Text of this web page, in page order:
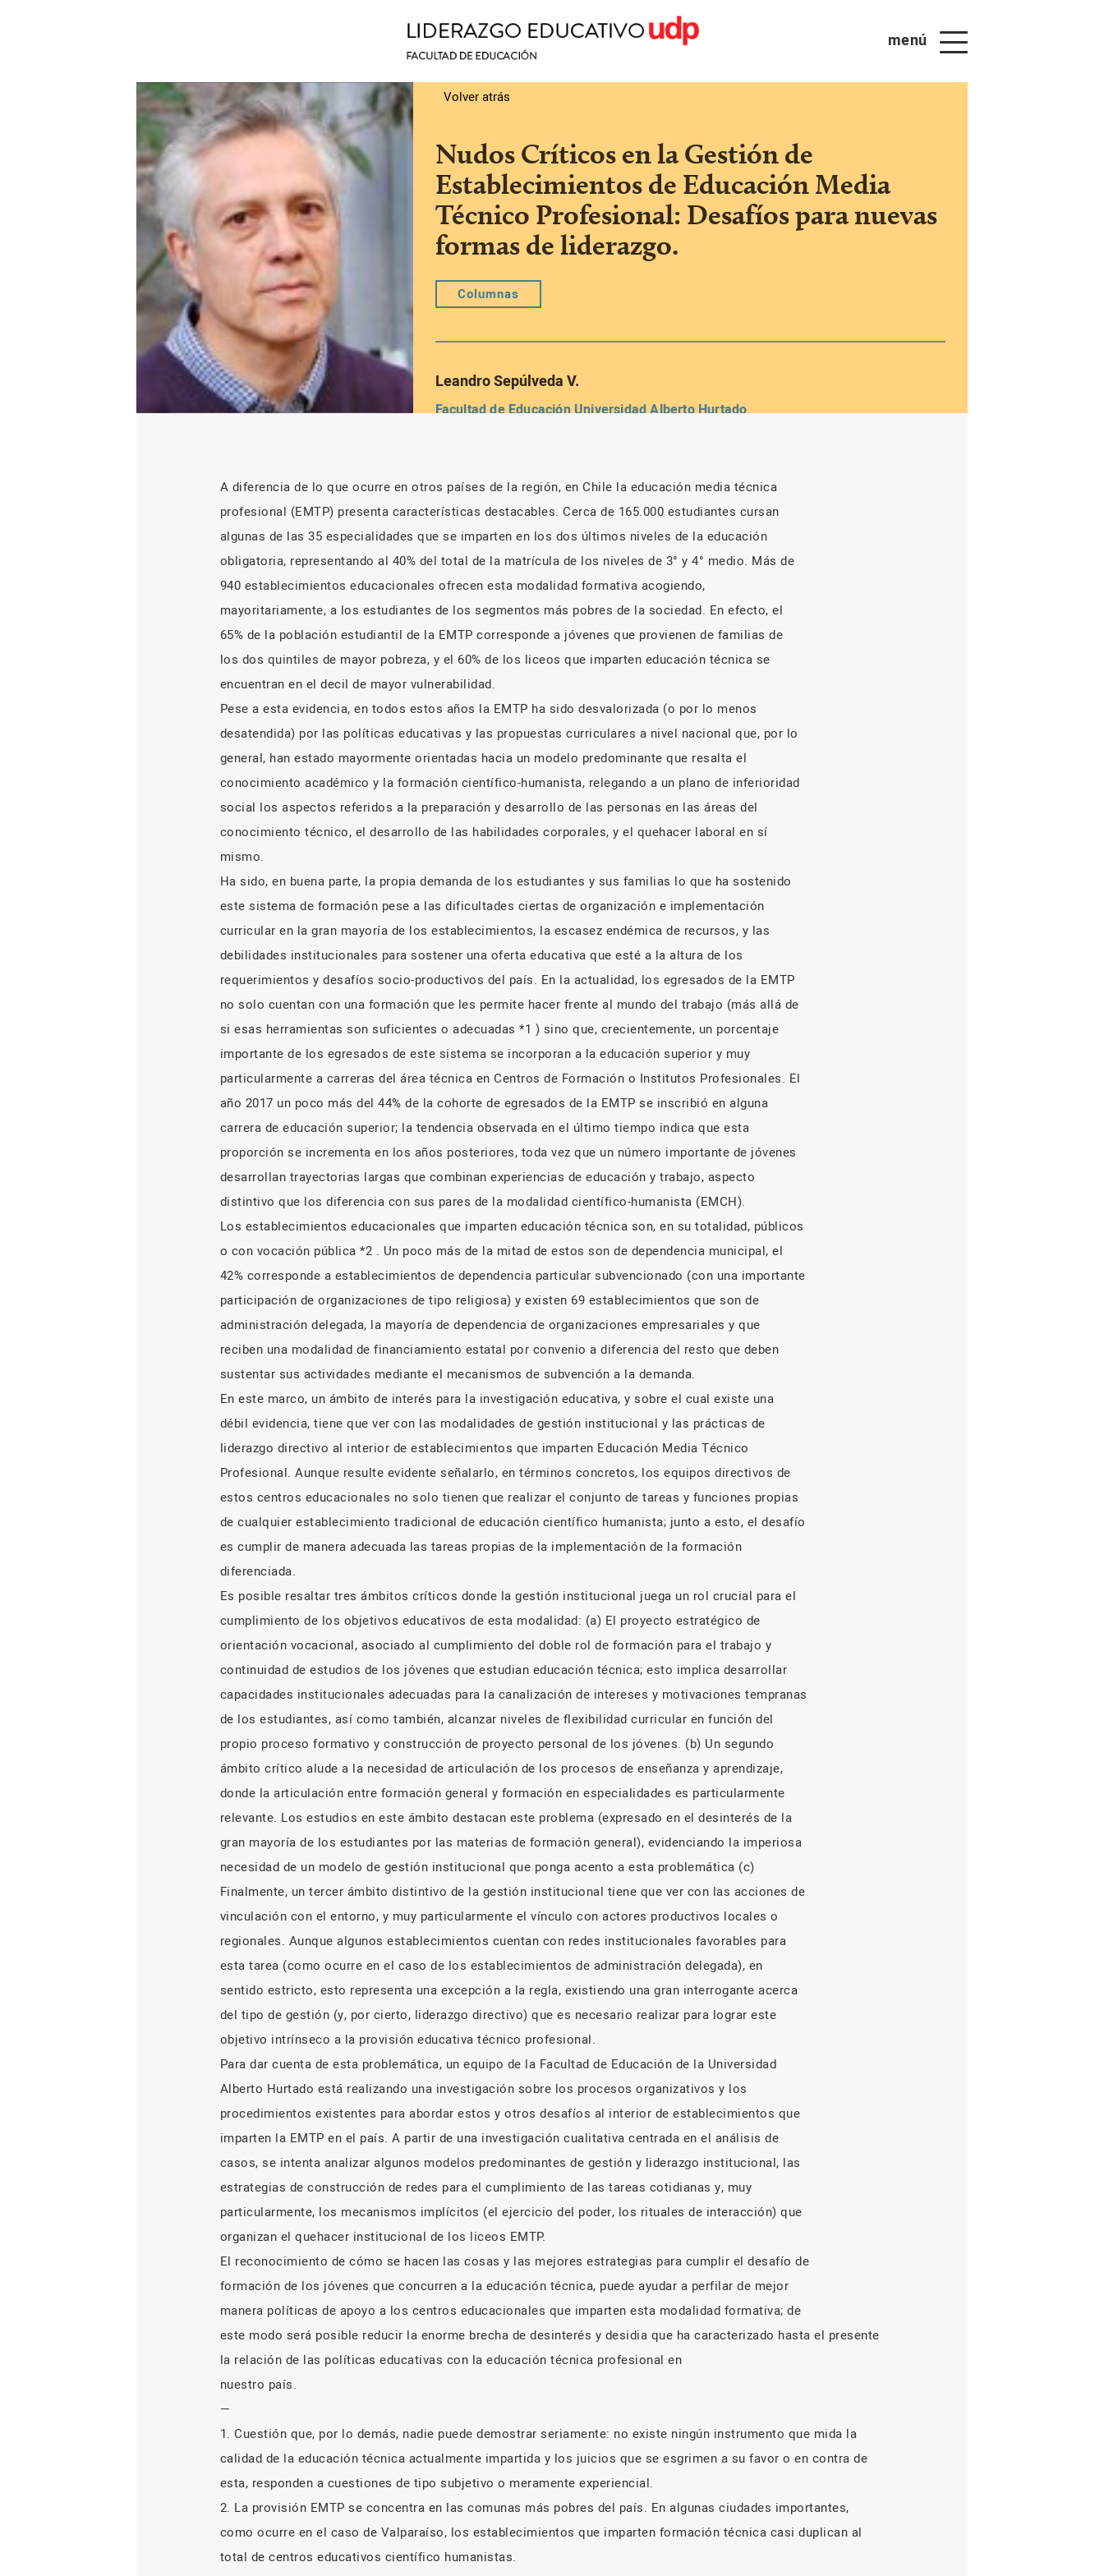
menú
Volver atrás
Nudos Críticos en la Gestión de
Establecimientos de Educación Media
Técnico Profesional: Desafíos para nuevas
formas de liderazgo.
Columnas
Leandro Sepúlveda V.
Facultad de Educación Universidad Alberto Hurtado
A diferencia de lo que ocurre en otros países de la región, en Chile la educación media técnica
profesional (EMTP) presenta características destacables. Cerca de 165.000 estudiantes cursan
algunas de las 35 especialidades que se imparten en los dos últimos niveles de la educación
obligatoria, representando al 40% del total de la matrícula de los niveles de 3° y 4° medio. Más de
940 establecimientos educacionales ofrecen esta modalidad formativa acogiendo,
mayoritariamente, a los estudiantes de los segmentos más pobres de la sociedad. En efecto, el
65% de la población estudiantil de la EMTP corresponde a jóvenes que provienen de familias de
los dos quintiles de mayor pobreza, y el 60% de los liceos que imparten educación técnica se
encuentran en el decil de mayor vulnerabilidad.
Pese a esta evidencia, en todos estos años la EMTP ha sido desvalorizada (o por lo menos
desatendida) por las políticas educativas y las propuestas curriculares a nivel nacional que, por lo
general, han estado mayormente orientadas hacia un modelo predominante que resalta el
conocimiento académico y la formación científico-humanista, relegando a un plano de inferioridad
social los aspectos referidos a la preparación y desarrollo de las personas en las áreas del
conocimiento técnico, el desarrollo de las habilidades corporales, y el quehacer laboral en sí
mismo.
Ha sido, en buena parte, la propia demanda de los estudiantes y sus familias lo que ha sostenido
este sistema de formación pese a las dificultades ciertas de organización e implementación
curricular en la gran mayoría de los establecimientos, la escasez endémica de recursos, y las
debilidades institucionales para sostener una oferta educativa que esté a la altura de los
requerimientos y desafíos socio-productivos del país. En la actualidad, los egresados de la EMTP
no solo cuentan con una formación que les permite hacer frente al mundo del trabajo (más allá de
si esas herramientas son suficientes o adecuadas *1 ) sino que, crecientemente, un porcentaje
importante de los egresados de este sistema se incorporan a la educación superior y muy
particularmente a carreras del área técnica en Centros de Formación o Institutos Profesionales. El
año 2017 un poco más del 44% de la cohorte de egresados de la EMTP se inscribió en alguna
carrera de educación superior; la tendencia observada en el último tiempo indica que esta
proporción se incrementa en los años posteriores, toda vez que un número importante de jóvenes
desarrollan trayectorias largas que combinan experiencias de educación y trabajo, aspecto
distintivo que los diferencia con sus pares de la modalidad científico-humanista (EMCH).
Los establecimientos educacionales que imparten educación técnica son, en su totalidad, públicos
o con vocación pública *2 . Un poco más de la mitad de estos son de dependencia municipal, el
42% corresponde a establecimientos de dependencia particular subvencionado (con una importante
participación de organizaciones de tipo religiosa) y existen 69 establecimientos que son de
administración delegada, la mayoría de dependencia de organizaciones empresariales y que
reciben una modalidad de financiamiento estatal por convenio a diferencia del resto que deben
sustentar sus actividades mediante el mecanismos de subvención a la demanda.
En este marco, un ámbito de interés para la investigación educativa, y sobre el cual existe una
débil evidencia, tiene que ver con las modalidades de gestión institucional y las prácticas de
liderazgo directivo al interior de establecimientos que imparten Educación Media Técnico
Profesional. Aunque resulte evidente señalarlo, en términos concretos, los equipos directivos de
estos centros educacionales no solo tienen que realizar el conjunto de tareas y funciones propias
de cualquier establecimiento tradicional de educación científico humanista; junto a esto, el desafío
es cumplir de manera adecuada las tareas propias de la implementación de la formación
diferenciada.
Es posible resaltar tres ámbitos críticos donde la gestión institucional juega un rol crucial para el
cumplimiento de los objetivos educativos de esta modalidad: (a) El proyecto estratégico de
orientación vocacional, asociado al cumplimiento del doble rol de formación para el trabajo y
continuidad de estudios de los jóvenes que estudian educación técnica; esto implica desarrollar
capacidades institucionales adecuadas para la canalización de intereses y motivaciones tempranas
de los estudiantes, así como también, alcanzar niveles de flexibilidad curricular en función del
propio proceso formativo y construcción de proyecto personal de los jóvenes. (b) Un segundo
ámbito crítico alude a la necesidad de articulación de los procesos de enseñanza y aprendizaje,
donde la articulación entre formación general y formación en especialidades es particularmente
relevante. Los estudios en este ámbito destacan este problema (expresado en el desinterés de la
gran mayoría de los estudiantes por las materias de formación general), evidenciando la imperiosa
necesidad de un modelo de gestión institucional que ponga acento a esta problemática (c)
Finalmente, un tercer ámbito distintivo de la gestión institucional tiene que ver con las acciones de
vinculación con el entorno, y muy particularmente el vínculo con actores productivos locales o
regionales. Aunque algunos establecimientos cuentan con redes institucionales favorables para
esta tarea (como ocurre en el caso de los establecimientos de administración delegada), en
sentido estricto, esto representa una excepción a la regla, existiendo una gran interrogante acerca
del tipo de gestión (y, por cierto, liderazgo directivo) que es necesario realizar para lograr este
objetivo intrínseco a la provisión educativa técnico profesional.
Para dar cuenta de esta problemática, un equipo de la Facultad de Educación de la Universidad
Alberto Hurtado está realizando una investigación sobre los procesos organizativos y los
procedimientos existentes para abordar estos y otros desafíos al interior de establecimientos que
imparten la EMTP en el país. A partir de una investigación cualitativa centrada en el análisis de
casos, se intenta analizar algunos modelos predominantes de gestión y liderazgo institucional, las
estrategias de construcción de redes para el cumplimiento de las tareas cotidianas y, muy
particularmente, los mecanismos implícitos (el ejercicio del poder, los rituales de interacción) que
organizan el quehacer institucional de los liceos EMTP.
El reconocimiento de cómo se hacen las cosas y las mejores estrategias para cumplir el desafío de
formación de los jóvenes que concurren a la educación técnica, puede ayudar a perfilar de mejor
manera políticas de apoyo a los centros educacionales que imparten esta modalidad formativa; de
este modo será posible reducir la enorme brecha de desinterés y desidia que ha caracterizado hasta el presente
la relación de las políticas educativas con la educación técnica profesional en
nuestro país.
—
1. Cuestión que, por lo demás, nadie puede demostrar seriamente: no existe ningún instrumento que mida la
calidad de la educación técnica actualmente impartida y los juicios que se esgrimen a su favor o en contra de
esta, responden a cuestiones de tipo subjetivo o meramente experiencial.
2. La provisión EMTP se concentra en las comunas más pobres del país. En algunas ciudades importantes,
como ocurre en el caso de Valparaíso, los establecimientos que imparten formación técnica casi duplican al
total de centros educativos científico humanistas.